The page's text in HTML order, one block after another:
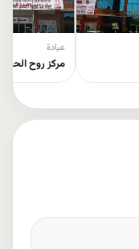
عيادة
مركز روح الحياة